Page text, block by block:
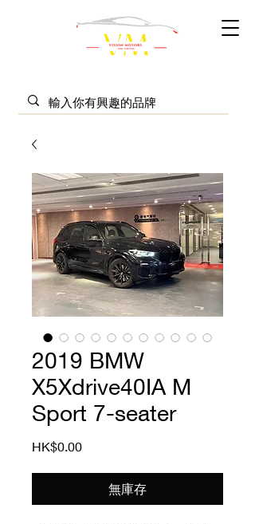
2019 BMW
X5Xdrive40IA M
Sport 7-seater
HK$0.00價
無庫存